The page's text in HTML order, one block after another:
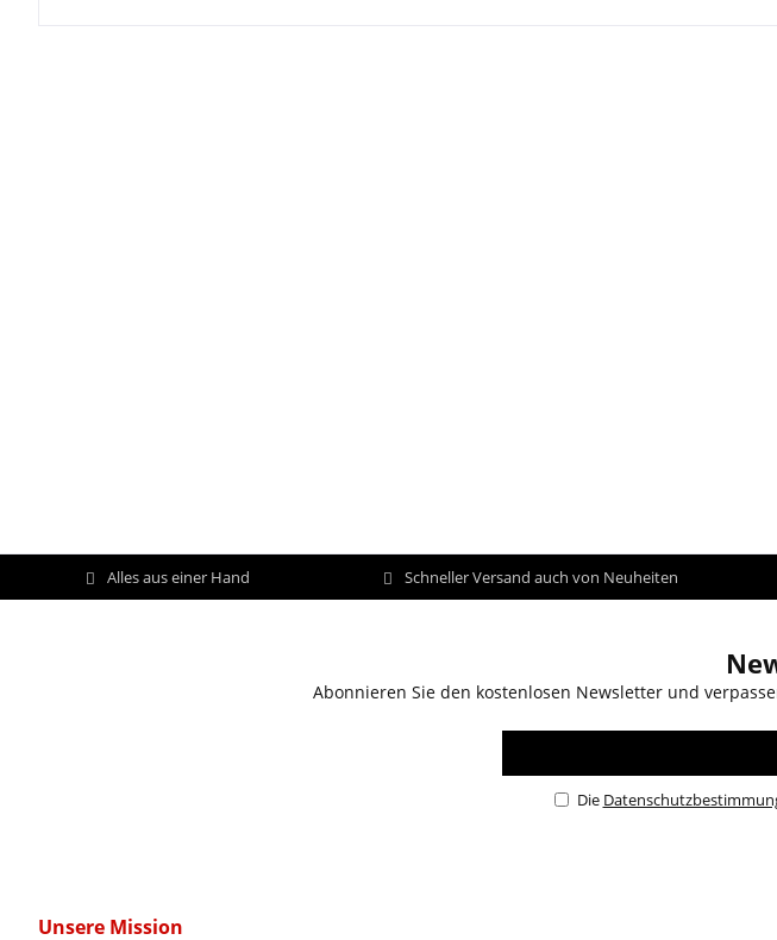
Alles aus einer Hand Schneller Versand auch von Neuheiten
Abonnieren Sie den kostenlosen Newsletter und
Die
Unsere Mission